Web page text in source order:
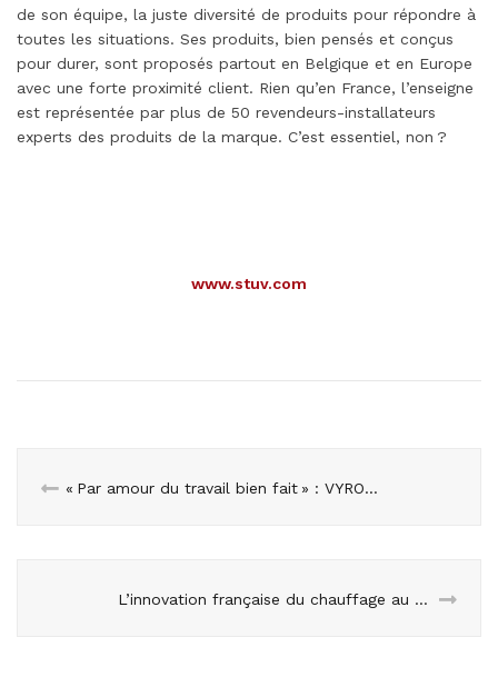
de son équipe, la juste diversité de produits pour répondre à
toutes les situations. Ses produits, bien pensés et conçus
pour durer, sont proposés partout en Belgique et en Europe
avec une forte proximité client. Rien qu’en France, l’enseigne
est représentée par plus de 50 revendeurs-installateurs
experts des produits de la marque. C’est essentiel, non ?
www.stuv.com
« Par amour du travail bien fait » : VYROSA, le feu, le spectacle
L’innovation française du chauffage au bois — Brisach